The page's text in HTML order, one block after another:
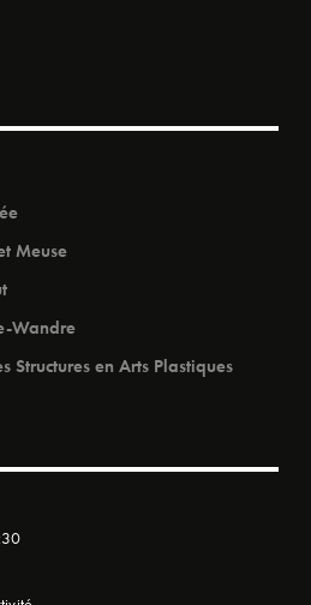
Meuse
Wandre
Structures en Arts Plastiques